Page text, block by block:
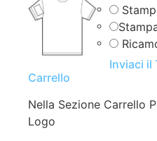
Inviaci il
Carrello
Nella Sezione Carrello
Logo